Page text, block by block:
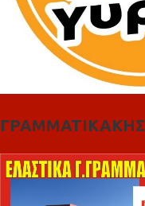
ΓΡΑΜΜΑΤΙΚΑΚΗΣ